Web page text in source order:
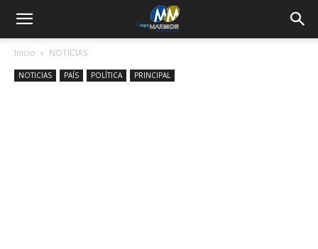
Inicio NOTICIAS
NOTICIAS PAÍS POLÍTICA PRINCIPAL